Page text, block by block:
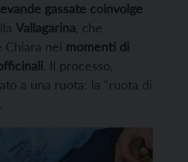
gassate coinvolge
Vallagarina , che
Chiara nei momenti di
. Il processo,
a una ruota: la “ruota di